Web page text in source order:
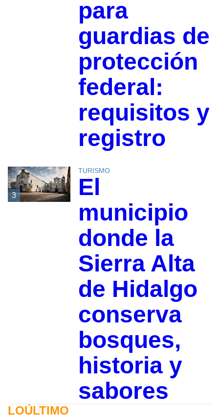
para
guardias de
protección
federal:
requisitos y
registro
3
TURISMO
El
municipio
donde la
Sierra Alta
de Hidalgo
conserva
bosques,
historia y
sabores
LOÚLTIMO